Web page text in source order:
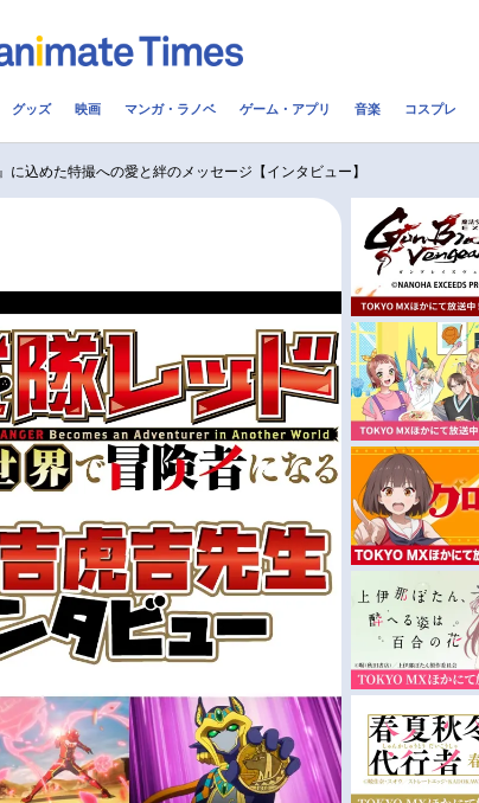
配信・Vtuber
化映画一覧
声優/女性声優一覧
今期アニメ曜日別一覧
春アニメ
夏アニメ
FOLLOW US
グッズ 映画 マンガ・ラノベ ゲーム・アプリ 音楽 コスプレ
に込めた特撮への愛と絆のメッセージ【インタビュー】